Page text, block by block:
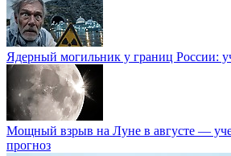
Ядерный могильник у границ России:
Мощный взрыв на Луне в августе —
прогноз